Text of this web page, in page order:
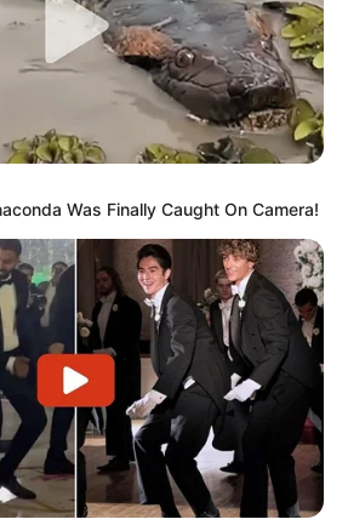
Was Finally Caught On Camera!